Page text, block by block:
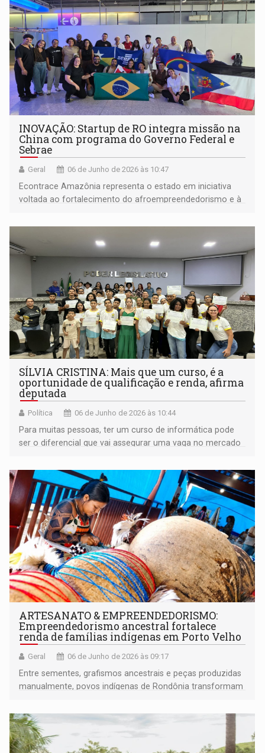
INOVAÇÃO: Startup de RO integra missão na
China com programa do Governo Federal e
Sebrae
Geral 06 de Junho de 2026 às 10:47
Econtrace Amazônia representa o estado em iniciativa
voltada ao fortalecimento do afroempreendedorismo e à
SÍLVIA CRISTINA: Mais que um curso, é a
oportunidade de qualificação e renda, afirma
deputada
Política 06 de Junho de 2026 às 10:44
Para muitas pessoas, ter um curso de informática pode
ser o diferencial que vai assegurar uma vaga no mercado
ARTESANATO & EMPREENDEDORISMO:
Empreendedorismo ancestral fortalece
renda de famílias indígenas em Porto Velho
Geral 06 de Junho de 2026 às 09:17
Entre sementes, grafismos ancestrais e peças produzidas
manualmente, povos indígenas de Rondônia transformam
cultural